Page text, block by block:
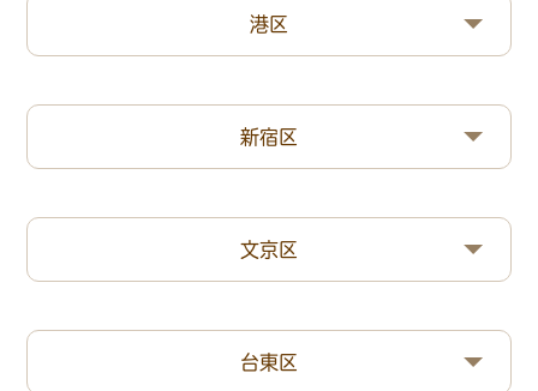
港区
新宿区
文京区
台東区